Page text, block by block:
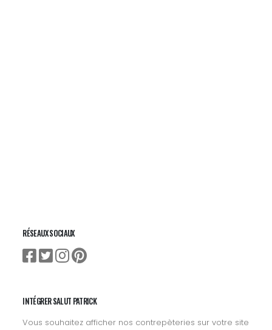
RÉSEAUX SOCIAUX
INTÉGRER SALUT PATRICK
Vous souhaitez afficher nos contrepèteries sur votre site